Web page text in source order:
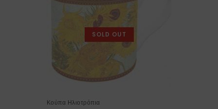
SOLD OUT
Κούπα Ηλιοτρόπια